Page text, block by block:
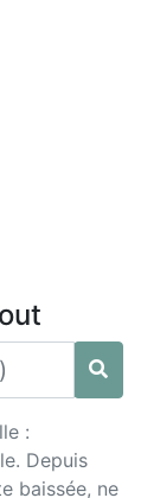
:
Depuis
baissée, ne